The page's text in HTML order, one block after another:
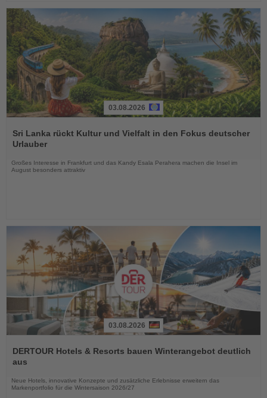
Sie
die
03.08.2026
Sri Lanka rückt Kultur und Vielfalt in den Fokus deutscher
Urlauber
Großes Interesse in Frankfurt und das Kandy Esala Perahera machen die Insel im
August besonders attraktiv
Sie
die
03.08.2026
DERTOUR Hotels & Resorts bauen Winterangebot deutlich
aus
Neue Hotels, innovative Konzepte und zusätzliche Erlebnisse erweitern das
Markenportfolio für die Wintersaison 2026/27